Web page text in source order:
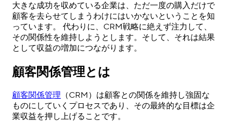
大きな成功を収めている企業は、ただ一度の購入だけで
顧客を去らせてしまうわけにはいかないということを知
っています。 代わりに、CRM戦略に絶えず注力して、
その関係性を維持しようとします。そして、それは結果
として収益の増加につながります。
顧客関係管理とは
顧客関係管理 （CRM）は顧客との関係を維持し強固な
ものにしていくプロセスであり、その最終的な目標は企
業収益を押し上げることです。